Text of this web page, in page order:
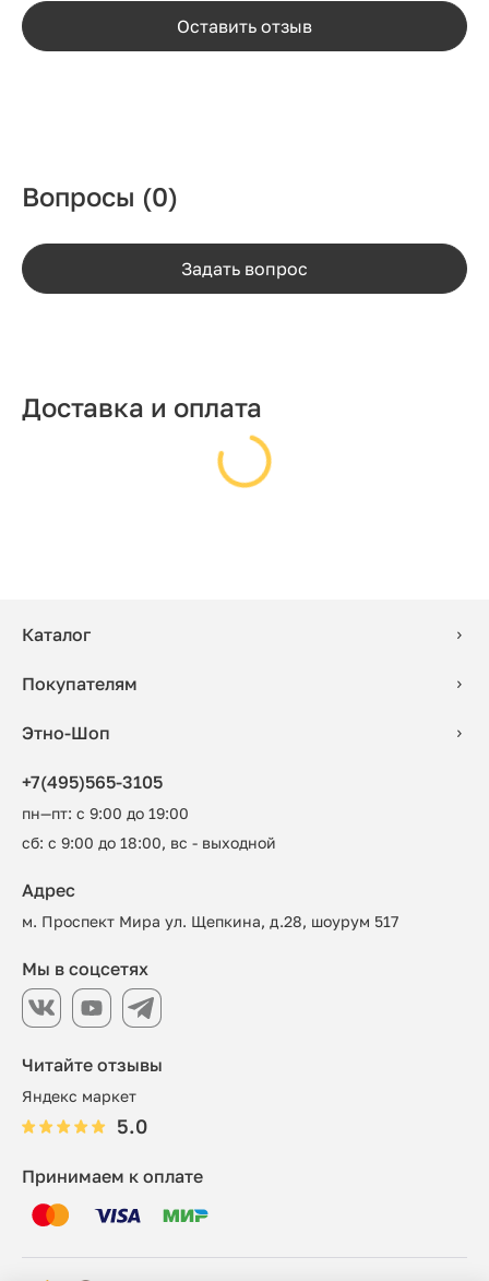
Оставить отзыв
Вопросы (0)
Задать вопрос
Доставка и оплата
Каталог
Покупателям
Этно-Шоп
+7(495)565-3105
пн—пт: с 9:00 до 19:00
сб: с 9:00 до 18:00, вс - выходной
Читайте отзывы
Яндекс маркет
5.0
Адрес
м. Проспект Мира ул. Щепкина, д.28, шоурум 517
Принимаем к оплате
Мы в соцсетях